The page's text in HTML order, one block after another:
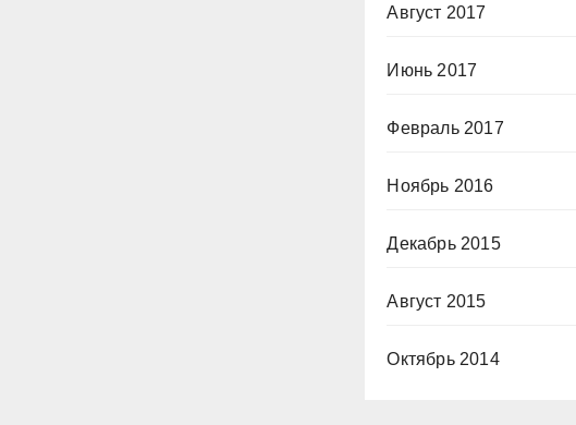
Август 2017
Июнь 2017
Февраль 2017
Ноябрь 2016
Декабрь 2015
Август 2015
Октябрь 2014